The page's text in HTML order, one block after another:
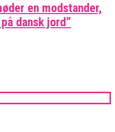
en modstander,
dansk jord”